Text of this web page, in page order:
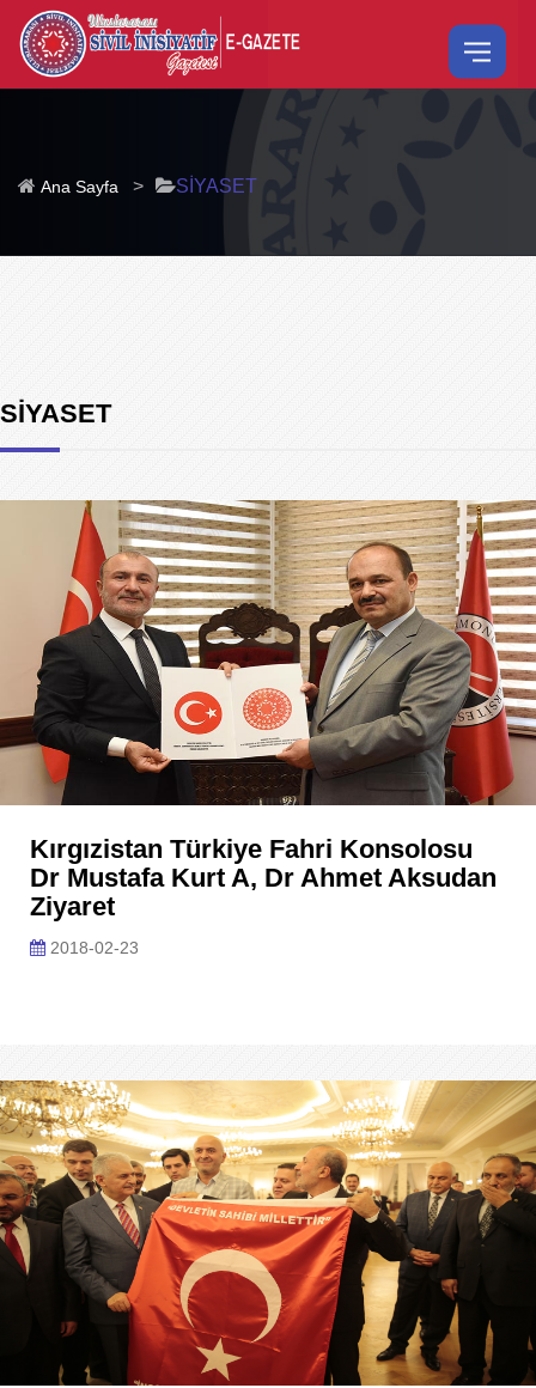
Ana Sayfa > SİYASET
SİYASET
Kırgızistan Türkiye Fahri Konsolosu
Dr Mustafa Kurt A, Dr Ahmet Aksudan
Ziyaret
2018-02-23